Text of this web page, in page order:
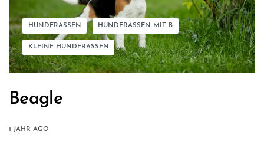
HUNDERASSEN HUNDERASSEN MIT B
KLEINE HUNDERASSEN
Beagle
1 JAHR AGO